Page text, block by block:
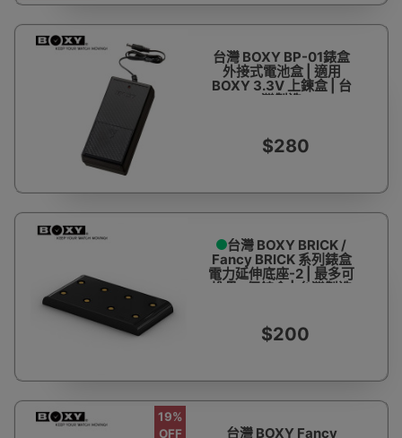
台灣 BOXY BP-01錶盒
外接式電池盒 | 適用
BOXY 3.3V 上鍊盒 | 台
灣製造
$280
台灣 BOXY BRICK /
Fancy BRICK 系列錶盒
電力延伸底座-2 | 最多可
堆疊6個錶盒 | 台灣製造
$200
19%
OFF
台灣 BOXY Fancy